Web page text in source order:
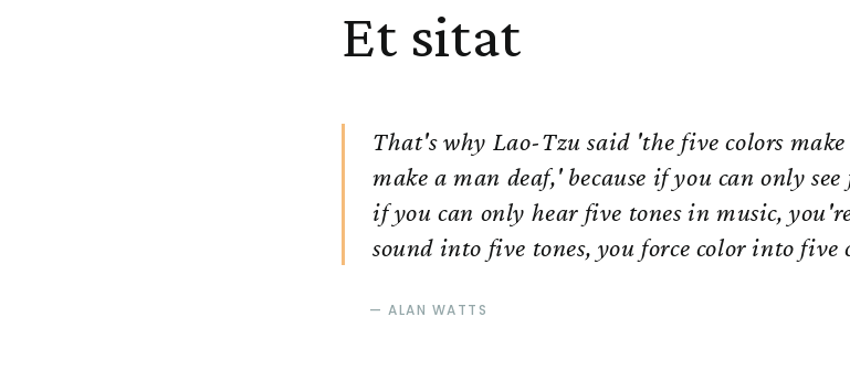
Et sitat
That's why Lao-Tzu said 'the five colors
make a man deaf,' because if you can only
if you can only hear five tones in music,
sound into five tones, you force color into
ALAN WATTS